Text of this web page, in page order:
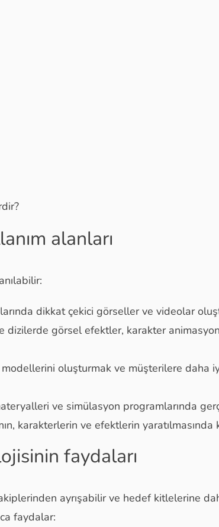
alanları
dikkat çekici görseller ve videolar
dizilerde görsel efektler, karakter
oluşturmak ve müşterilere daha
ve simülasyon programlarında
karakterlerin ve efektlerin yaratılmasında
faydaları
ayrışabilir ve hedef kitlelerine
faydalar: